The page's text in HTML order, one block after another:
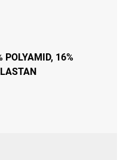
POLYAMID, 16%